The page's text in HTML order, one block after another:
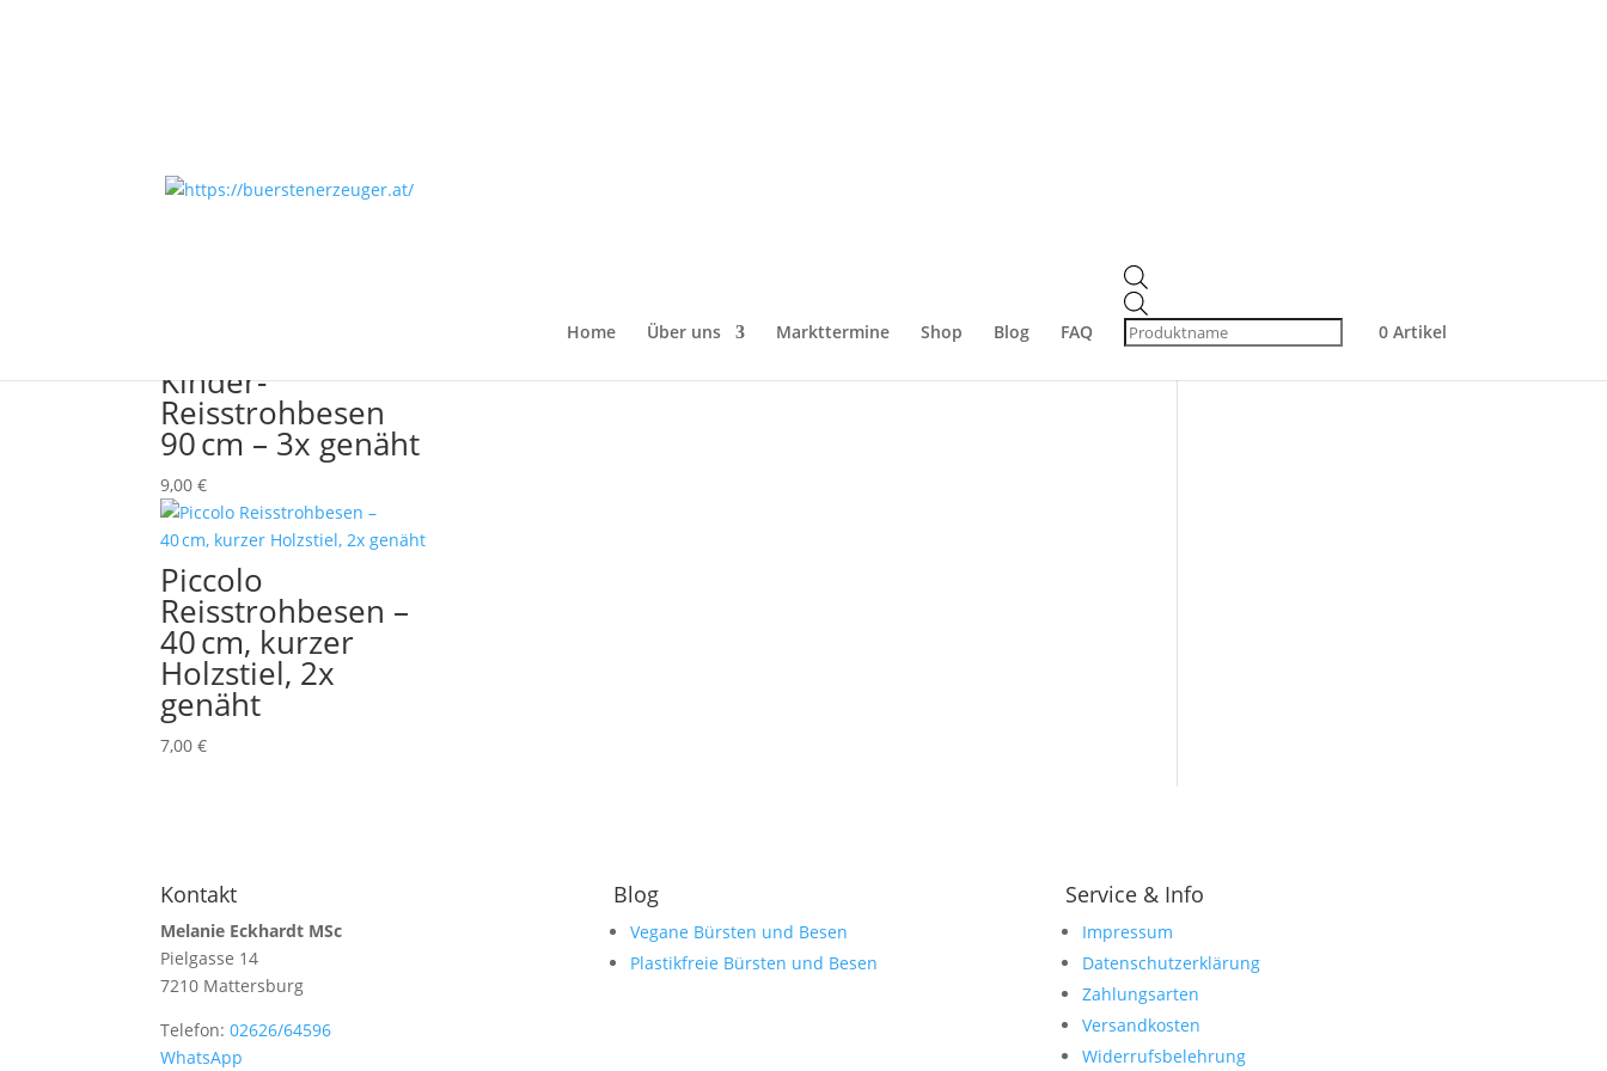
Home Über uns Markttermine Shop Blog FAQ
search
0 Artikel
Start/ Produkte verschlagwortet mit „Kinderreisstrohbesen“
Kinderreisstrohbesen
Kinder-
Reisstrohbesen
90 cm – 3x genäht
9,00€
Piccolo
Reisstrohbesen –
40 cm, kurzer
Holzstiel, 2x
genäht
7,00€
Kontakt
Melanie Eckhardt MSc
Pielgasse 14
7210 Mattersburg
Telefon:02626/64596
WhatsApp
Blog
Vegane Bürsten und Besen
Plastikfreie Bürsten und Besen
Service & Info
Impressum
Datenschutzerklärung
Zahlungsarten
Versandkosten
Widerrufsbelehrung